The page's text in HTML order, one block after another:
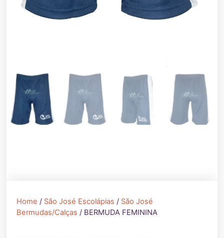
Home / São José Escolápias / São José
Bermudas/Calças / BERMUDA FEMININA